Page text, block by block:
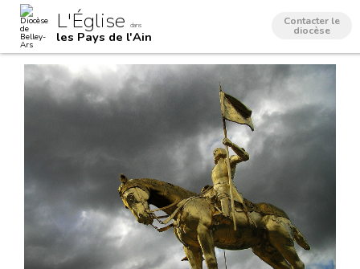
contenu.
navigation
Outils
personnels
L'Église dans
les Pays de l'Ain
Contacter le
diocèse